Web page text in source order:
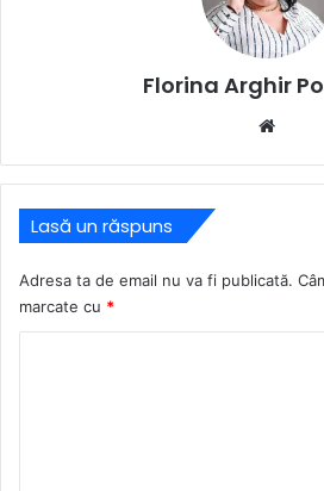
Florina Arghir
Lasă un răspuns
Adresa ta de email nu va fi publicată.
marcate cu *